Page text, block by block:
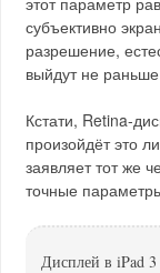
субъективно
разрешение,
выйдут не
Кстати, Retina-
произойдёт это
заявляет тот же
точные
Дисплей в iPad 3